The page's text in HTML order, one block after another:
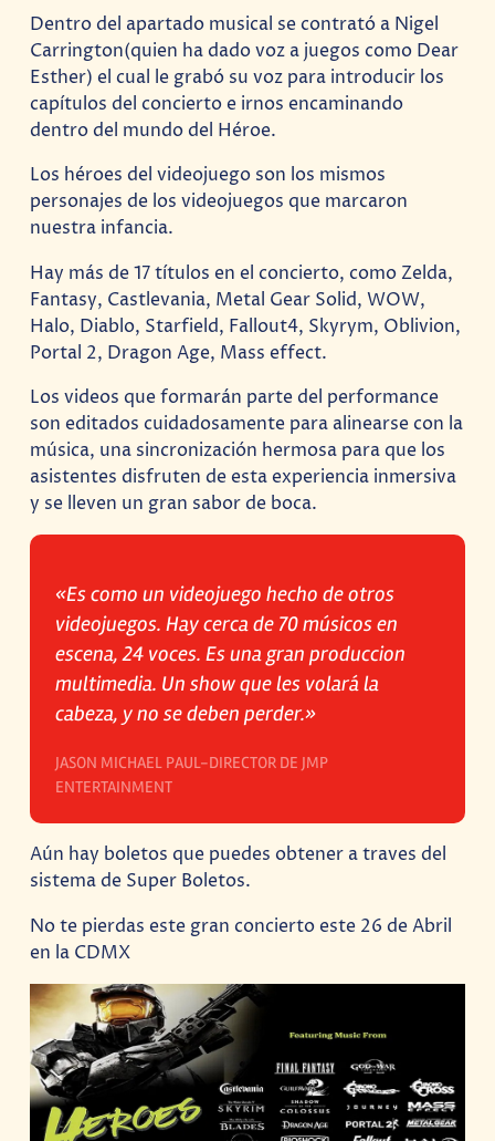
Dentro del apartado musical se contrató a Nigel
Carrington(quien ha dado voz a juegos como Dear
Esther) el cual le grabó su voz para introducir los
capítulos del concierto e irnos encaminando
dentro del mundo del Héroe.
Los héroes del videojuego son los mismos
personajes de los videojuegos que marcaron
nuestra infancia.
Hay más de 17 títulos en el concierto, como Zelda,
Fantasy, Castlevania, Metal Gear Solid, WOW,
Halo, Diablo, Starfield, Fallout4, Skyrym, Oblivion,
Portal 2, Dragon Age, Mass effect.
Los videos que formarán parte del performance
son editados cuidadosamente para alinearse con la
música, una sincronización hermosa para que los
asistentes disfruten de esta experiencia inmersiva
y se lleven un gran sabor de boca.
«Es como un videojuego hecho de otros
videojuegos. Hay cerca de 70 músicos en
escena, 24 voces. Es una gran produccion
multimedia. Un show que les volará la
cabeza, y no se deben perder.»
JASON MICHAEL PAUL-DIRECTOR DE JMP
ENTERTAINMENT
Aún hay boletos que puedes obtener a traves del
sistema de Super Boletos.
No te pierdas este gran concierto este 26 de Abril
en la CDMX